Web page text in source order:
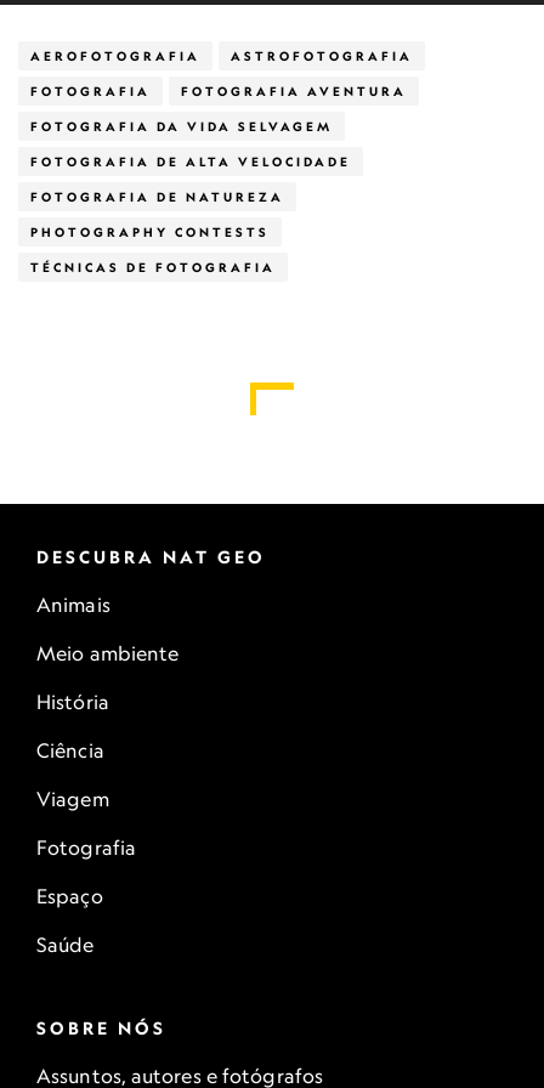
AEROFOTOGRAFIA ASTROFOTOGRAFIA
FOTOGRAFIA FOTOGRAFIA AVENTURA
FOTOGRAFIA DA VIDA SELVAGEM
FOTOGRAFIA DE ALTA VELOCIDADE
FOTOGRAFIA DE NATUREZA
PHOTOGRAPHY CONTESTS
TÉCNICAS DE FOTOGRAFIA
DESCUBRA NAT GEO
Animais
Meio ambiente
História
Ciência
Viagem
Fotografia
Espaço
Saúde
SOBRE NÓS
Assuntos, autores e fotógrafos